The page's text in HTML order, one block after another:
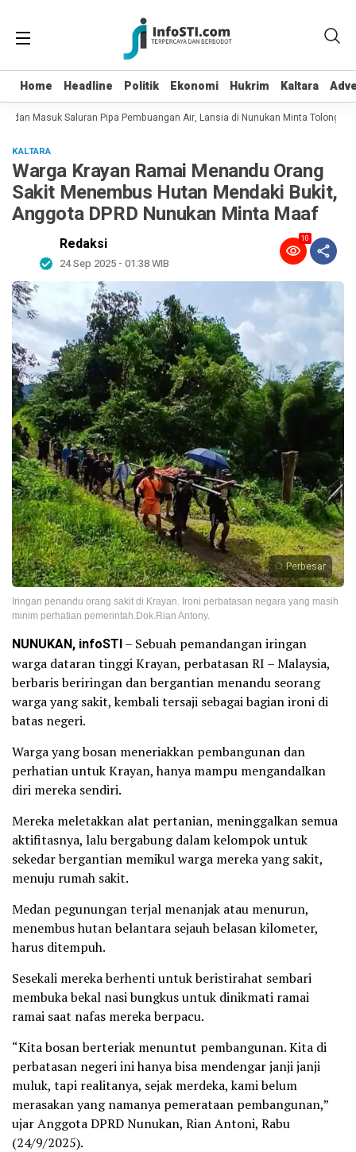
Home Headline Politik Ekonomi Hukrim Kaltara
Home Headline Politik Ekonomi Hukrim Kaltara
dan Masuk Saluran Pipa Pembuangan Air, Lansia di Nunukan Minta Tolong
KALTARA
Warga Krayan Ramai Menandu Orang
Sakit Menembus Hutan Mendaki Bukit,
Anggota DPRD Nunukan Minta Maaf
Redaksi
24 Sep 2025 - 01:38 WIB
10
Perbesar
Iringan penandu orang sakit di Krayan. Ironi perbatasan negara yang masih
minim perhatian pemerintah.Dok.Rian Antony.
NUNUKAN, infoSTI– Sebuah pemandangan iringan
warga dataran tinggi Krayan, perbatasan RI – Malaysia,
berbaris beriringan dan bergantian menandu seorang
warga yang sakit, kembali tersaji sebagai bagian ironi di
batas negeri.
Warga yang bosan meneriakkan pembangunan dan
perhatian untuk Krayan, hanya mampu mengandalkan
diri mereka sendiri.
Mereka meletakkan alat pertanian, meninggalkan semua
aktifitasnya, lalu bergabung dalam kelompok untuk
sekedar bergantian memikul warga mereka yang sakit,
menuju rumah sakit.
Medan pegunungan terjal menanjak atau menurun,
menembus hutan belantara sejauh belasan kilometer,
harus ditempuh.
Sesekali mereka berhenti untuk beristirahat sembari
membuka bekal nasi bungkus untuk dinikmati ramai
ramai saat nafas mereka berpacu.
“Kita bosan berteriak menuntut pembangunan. Kita di
perbatasan negeri ini hanya bisa mendengar janji janji
muluk, tapi realitanya, sejak merdeka, kami belum
merasakan yang namanya pemerataan pembangunan,”
ujar Anggota DPRD Nunukan, Rian Antoni, Rabu
(24/9/2025).